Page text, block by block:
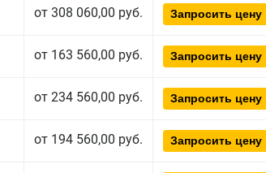
от 308 060,00 руб. Запросить цену
от 163 560,00 руб. Запросить цену
от 234 560,00 руб. Запросить цену
от 194 560,00 руб. Запросить цену